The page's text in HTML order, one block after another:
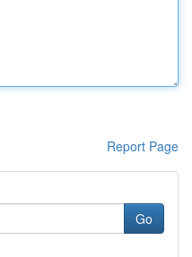
Report Page
Go